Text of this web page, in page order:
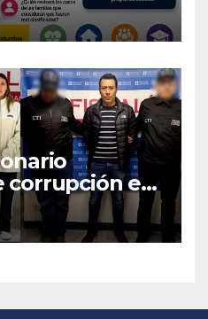
corrupción en
de
en Nariño